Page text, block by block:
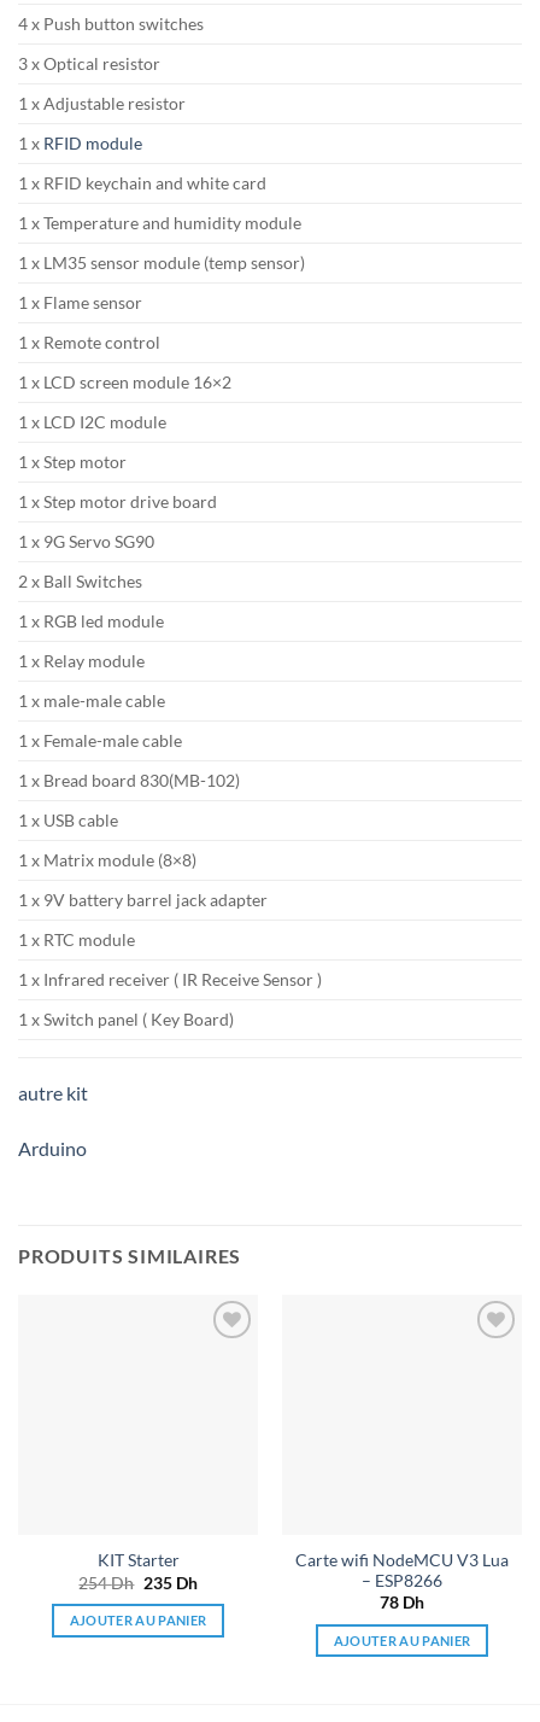
4 x Push button switches
3 x Optical resistor
1 x Adjustable resistor
1 x RFID module
1 x RFID keychain and white card
1 x Temperature and humidity module
1 x LM35 sensor module (temp sensor)
1 x Flame sensor
1 x Remote control
1 x LCD screen module 16×2
1 x LCD I2C module
1 x Step motor
1 x Step motor drive board
1 x 9G Servo SG90
2 x Ball Switches
1 x RGB led module
1 x Relay module
1 x male-male cable
1 x Female-male cable
1 x Bread board 830(MB-102)
1 x USB cable
1 x Matrix module (8×8)
1 x 9V battery barrel jack adapter
1 x RTC module
1 x Infrared receiver ( IR Receive Sensor )
1 x Switch panel ( Key Board)
autre kit
Arduino
PRODUITS SIMILAIRES
KIT Starter
254Dh Le
initial
était :
235 DhLe
actuel
est :
AJOUTER AU PANIER
Carte wifi NodeMCU V3 Lua
– ESP8266
78 Dh
AJOUTER AU PANIER